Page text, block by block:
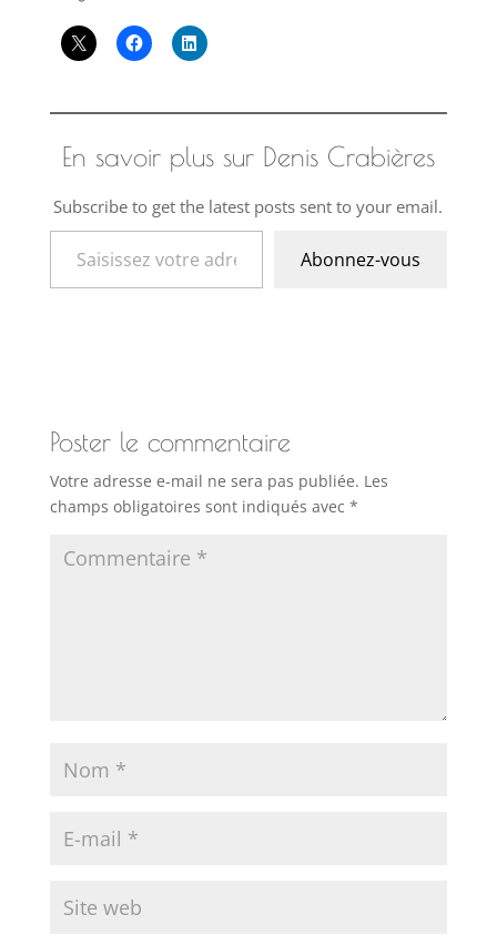
En savoir plus sur Denis Crabières
Subscribe to get the latest posts sent to your email.
Saisissez votre adresse e-mail…
Abonnez-vous
Poster le commentaire
Votre adresse e-mail ne sera pas publiée. Les
champs obligatoires sont indiqués avec *